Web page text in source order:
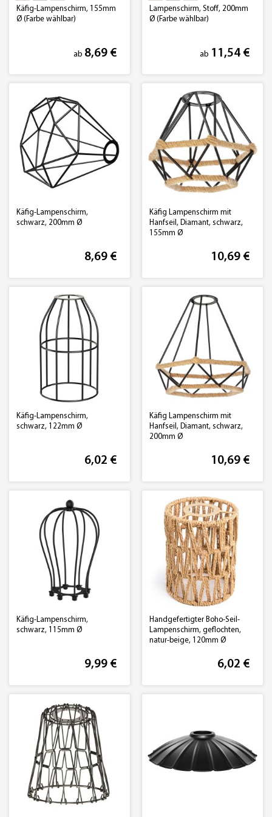
Käfig-Lampenschirm, 155mm
Ø (Farbe wählbar)
ab 8,69 €
Lampenschirm, Stoff, 200mm
Ø (Farbe wählbar)
ab 11,54 €
Käfig-Lampenschirm,
schwarz, 200mm Ø
8,69 €
Käfig Lampenschirm mit
Hanfseil, Diamant, schwarz,
155mm Ø
10,69 €
Käfig-Lampenschirm,
schwarz, 122mm Ø
6,02 €
Käfig Lampenschirm mit
Hanfseil, Diamant, schwarz,
200mm Ø
10,69 €
Käfig-Lampenschirm,
schwarz, 115mm Ø
9,99 €
Handgefertigter Boho-Seil-
Lampenschirm, geflochten,
natur-beige, 120mm Ø
6,02 €